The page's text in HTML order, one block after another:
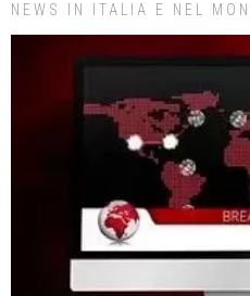
NEWS IN ITALIA E NEL